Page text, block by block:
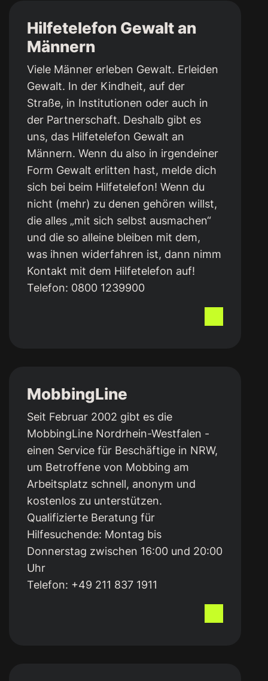
Hilfetelefon Gewalt an
Männern
Viele Männer erleben Gewalt. Erleiden
Gewalt. In der Kindheit, auf der
Straße, in Institutionen oder auch in
der Partnerschaft. Deshalb gibt es
uns, das Hilfetelefon Gewalt an
Männern. Wenn du also in irgendeiner
Form Gewalt erlitten hast, melde dich
sich bei beim Hilfetelefon! Wenn du
nicht (mehr) zu denen gehören willst,
die alles „mit sich selbst ausmachen“
und die so alleine bleiben mit dem,
was ihnen widerfahren ist, dann nimm
Kontakt mit dem Hilfetelefon auf!
Telefon: 0800 1239900
MobbingLine
Seit Februar 2002 gibt es die
MobbingLine Nordrhein-Westfalen -
einen Service für Beschäftige in NRW,
um Betroffene von Mobbing am
Arbeitsplatz schnell, anonym und
kostenlos zu unterstützen.
Qualifizierte Beratung für
Hilfesuchende: Montag bis
Donnerstag zwischen 16:00 und 20:00
Uhr​
Telefon: +49 211 837 1911